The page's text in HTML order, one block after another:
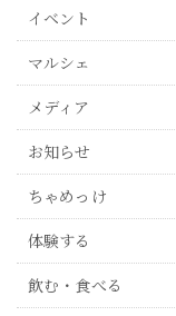
イベント
マルシェ
メディア
お知らせ
ちゃめっけ
体験する
飲む・食べる